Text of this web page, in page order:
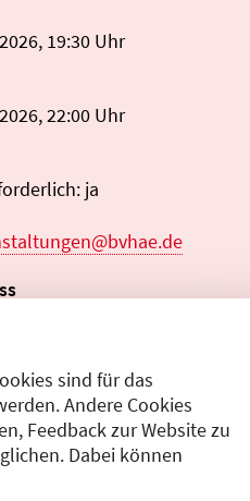
sind für das
Andere Cookies
Feedback zur Website zu
Dabei können
19:30 Uhr
22:00 Uhr
ja